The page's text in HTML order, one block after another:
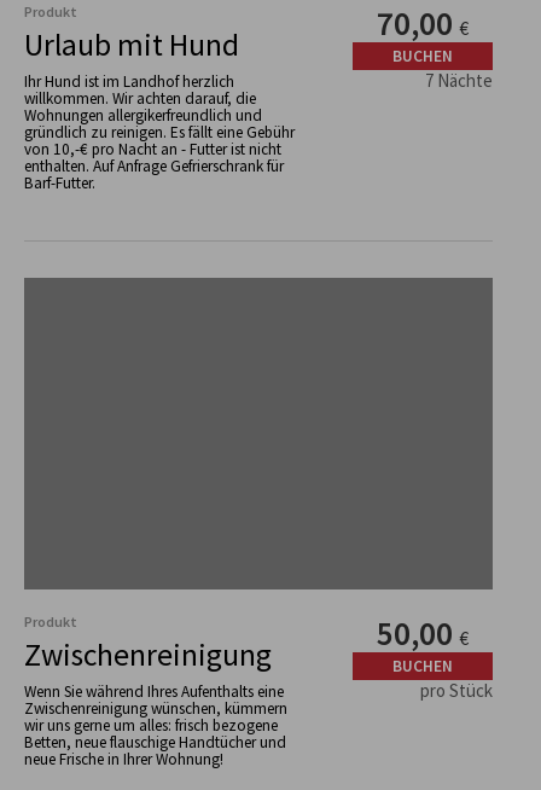
Produkt
Urlaub mit Hund
Ihr Hund ist im Landhof herzlich
willkommen. Wir achten darauf, die
Wohnungen allergikerfreundlich und
gründlich zu reinigen. Es fällt eine Gebühr
von 10,-€ pro Nacht an - Futter ist nicht
enthalten. Auf Anfrage Gefrierschrank für
Barf-Futter.
70,00 €
BUCHEN
7 Nächte
Produkt
Zwischenreinigung
Wenn Sie während Ihres Aufenthalts eine
Zwischenreinigung wünschen, kümmern
wir uns gerne um alles: frisch bezogene
Betten, neue flauschige Handtücher und
neue Frische in Ihrer Wohnung!
50,00 €
BUCHEN
pro Stück